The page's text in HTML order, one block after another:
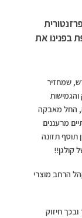
בפנינו את
שמחזיר
החל מאבקה
מרעננים
תוסף תזונה
הרחב מוצרי
חיזוק